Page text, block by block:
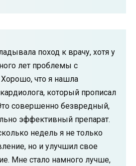
поход к врачу, хотя у
лет проблемы с
что я нашла
который прописал
совершенно безвредный,
эффективный препарат.
недель я не только
но и улучшил свое
Мне стало намного лучше,